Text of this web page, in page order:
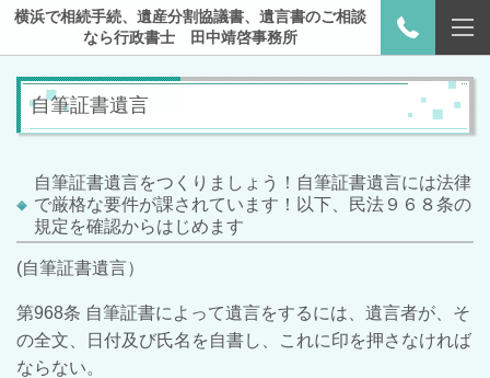
横浜で相続手続、遺産分割協議書、遺言書のご相談
なら行政書士 田中靖啓事務所
自筆証書遺言
自筆証書遺言をつくりましょう！自筆証書遺言には法律
で厳格な要件が課されています！以下、民法９６８条の
規定を確認からはじめます
(自筆証書遺言）
第968条 自筆証書によって遺言をするには、遺言者が、そ
の全文、日付及び氏名を自書し、これに印を押さなければ
ならない。